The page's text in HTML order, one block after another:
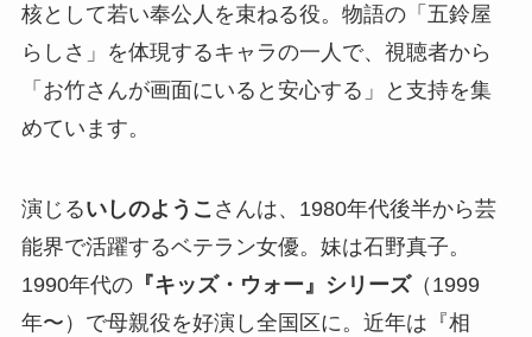
核として若い奉公人を束ねる役。物語の「五鈴屋
らしさ」を体現するキャラの一人で、視聴者から
「お竹さんが画面にいると安心する」と支持を集
めています。
演じるいしのようこ さんは、1980年代後半から芸
能界で活躍するベテラン女優。妹は石野真子。
1990年代の『キッズ・ウォー』シリーズ（1999
年〜）で母親役を好演し全国区に。近年は『相